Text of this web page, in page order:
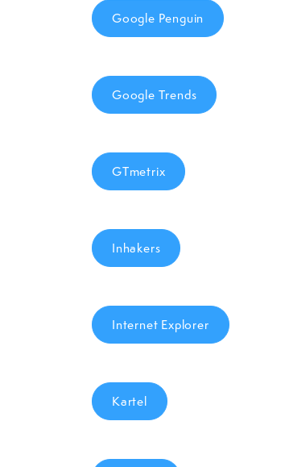
Google Penguin
Google Trends
GTmetrix
Inhakers
Internet Explorer
Kartel